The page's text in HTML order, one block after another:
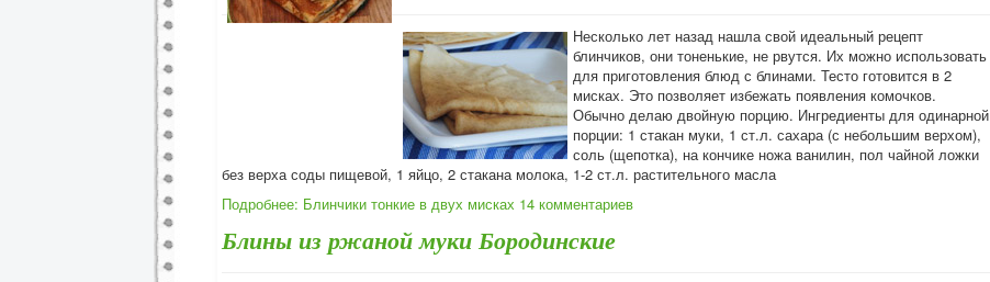
Несколько лет назад нашла свой идеальный рецепт
блинчиков, они тоненькие, не рвутся. Их можно использовать
для приготовления блюд с блинами. Тесто готовится в 2
мисках. Это позволяет избежать появления комочков.
Обычно делаю двойную порцию. Ингредиенты для одинарной
порции: 1 стакан муки, 1 ст.л. сахара (с небольшим верхом),
соль (щепотка), на кончике ножа ванилин, пол чайной ложки
без верха соды пищевой, 1 яйцо, 2 стакана молока, 1-2 ст.л. растительного масла
Подробнее: Блинчики тонкие в двух мисках 14 комментариев
Блины из ржаной муки Бородинские